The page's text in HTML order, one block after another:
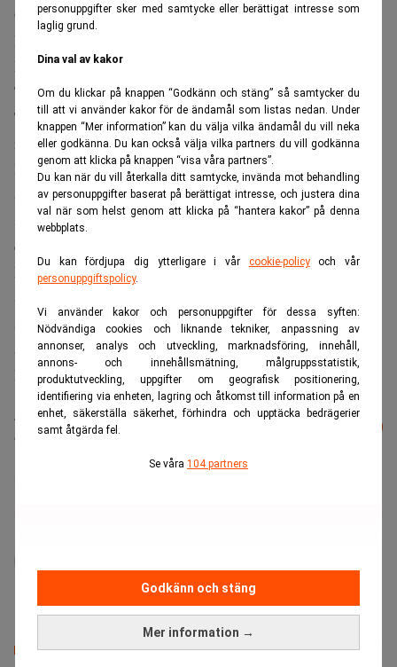
personuppgifter sker med samtycke eller berättigat intresse som
laglig grund.
Dina val av kakor
Om du klickar på knappen “Godkänn och stäng” så samtycker du
till att vi använder kakor för de ändamål som listas nedan. Under
knappen “Mer information” kan du välja vilka ändamål du vill neka
eller godkänna. Du kan också välja vilka partners du vill godkänna
genom att klicka på knappen “visa våra partners”.
Du kan när du vill återkalla ditt samtycke, invända mot behandling
av personuppgifter baserat på berättigat intresse, och justera dina
val när som helst genom att klicka på “hantera kakor” på denna
webbplats.
Du kan fördjupa dig ytterligare i vår cookie-policyoch vår
personuppgiftspolicy.
Vi använder kakor och personuppgifter för dessa syften:
Nödvändiga cookies och liknande tekniker, anpassning av
annonser, analys och utveckling, marknadsföring, innehåll,
annons- och innehållsmätning, målgruppsstatistik,
produktutveckling, uppgifter om geografisk positionering,
identifiering via enheten, lagring och åtkomst till information på en
enhet, säkerställa säkerhet, förhindra och upptäcka bedrägerier
samt åtgärda fel.
Se våra 104 partners
Mer information →
Godkänn och stäng
Global Energy Transition, DNB Fund Renewable Energy
Retail och Handelsbanken Hållbar energi.
Bland toppinnehaven i Schroder ISF Global Energy
Transition finns både First Solar och Solaredge
Technologies. Solenergibolagen har utvecklats 26,1
respektive 12,8 procent det senaste året.
DNB Fund Renewable Energy Retail äger förutom First
Solar också det amerikanska solenergibolaget Sunrun som
stigit 6 procent under året men tappat cirka 13 procent på
ett år.
Handelsbanken Hållbar Energi har både Sunrun och
starkaste bidragen till fonden senaste året kommit från
australiska litiumutvinningsbolaget Allkem och
kemibolaget Albemarle.
Läs mer från Realtid - vårt nyhetsbrev
är kostnadsfritt: